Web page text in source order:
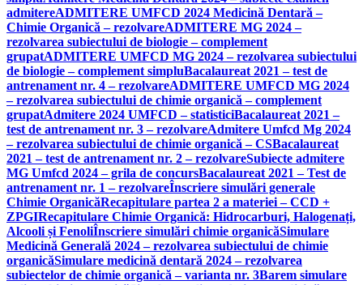
admitereADMITERE UMFCD 2024 Medicină Dentară –
Chimie Organică – rezolvareADMITERE MG 2024 –
rezolvarea subiectului de biologie – complement
grupatADMITERE UMFCD MG 2024 – rezolvarea subiectului
de biologie – complement simpluBacalaureat 2021 – test de
antrenament nr. 4 – rezolvareADMITERE UMFCD MG 2024
– rezolvarea subiectului de chimie organică – complement
grupatAdmitere 2024 UMFCD – statisticiBacalaureat 2021 –
test de antrenament nr. 3 – rezolvareAdmitere Umfcd Mg 2024
– rezolvarea subiectului de chimie organică – CSBacalaureat
2021 – test de antrenament nr. 2 – rezolvareSubiecte admitere
MG Umfcd 2024 – grila de concursBacalaureat 2021 – Test de
antrenament nr. 1 – rezolvareÎnscriere simulări generale
Chimie OrganicăRecapitulare partea 2 a materiei – CCD +
ZPGIRecapitulare Chimie Organică: Hidrocarburi, Halogenați,
Alcooli și FenoliÎnscriere simulări chimie organicăSimulare
Medicină Generală 2024 – rezolvarea subiectului de chimie
organicăSimulare medicină dentară 2024 – rezolvarea
subiectelor de chimie organică – varianta nr. 3Barem simulare